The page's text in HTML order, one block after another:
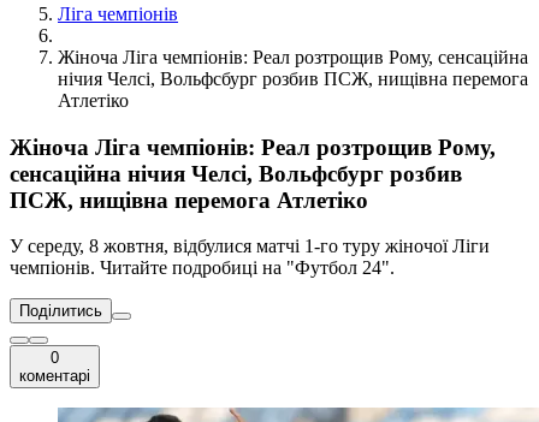
Ліга чемпіонів
Жіноча Ліга чемпіонів: Реал розтрощив Рому, сенсаційна
нічия Челсі, Вольфсбург розбив ПСЖ, нищівна перемога
Атлетіко
Жіноча Ліга чемпіонів: Реал розтрощив Рому,
сенсаційна нічия Челсі, Вольфсбург розбив
ПСЖ, нищівна перемога Атлетіко
У середу, 8 жовтня, відбулися матчі 1-го туру жіночої Ліги
чемпіонів. Читайте подробиці на "Футбол 24".
Поділитись
0
коментарі